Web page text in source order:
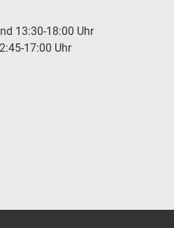
13:30-18:00 Uhr
17:00 Uhr